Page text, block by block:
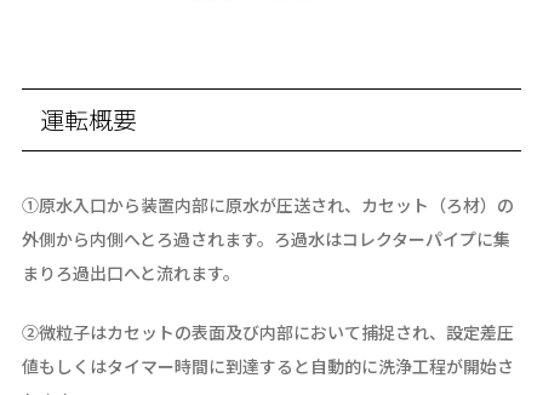
運転概要
➀原水入口から装置内部に原水が圧送され、カセット（ろ材）の
外側から内側へとろ過されます。ろ過水はコレクターパイプに集
まりろ過出口へと流れます。
➁微粒子はカセットの表面及び内部において捕捉され、設定差圧
値もしくはタイマー時間に到達すると自動的に洗浄工程が開始さ